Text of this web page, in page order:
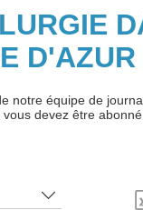
D'AZUR
notre équipe de
devez être